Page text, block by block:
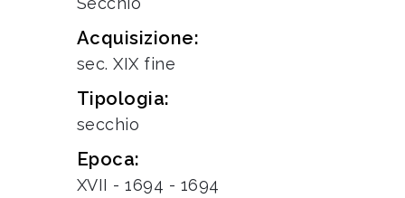
Acquisizione:
sec. XIX fine
Tipologia:
secchio
Epoca:
XVII - 1694 - 1694